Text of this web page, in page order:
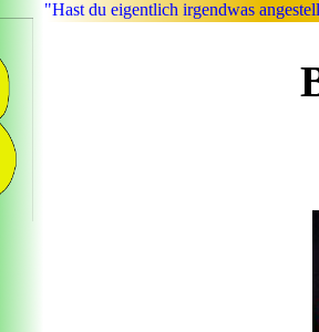
"Hast du eigentlich irgendwas